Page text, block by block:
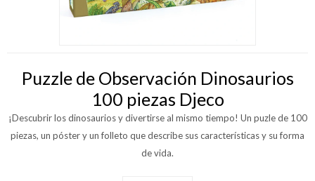
Puzzle de Observación Dinosaurios
100 piezas Djeco
¡Descubrir los dinosaurios y divertirse al mismo tiempo! Un puzle de 100
piezas, un póster y un folleto que describe sus características y su forma
de vida.